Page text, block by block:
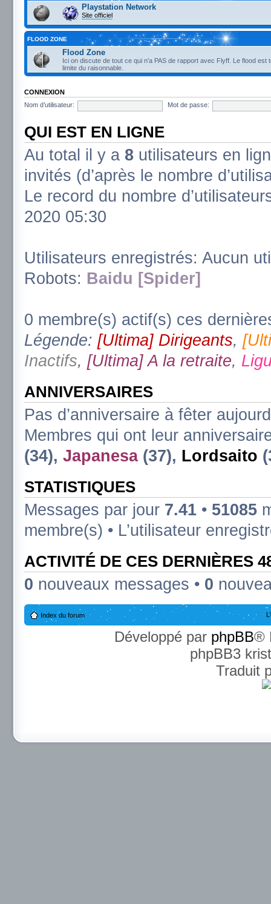
Playstation Network
Site officiel
FLOOD ZONE
Flood Zone
Ici on discute de tout ce qui n'a PAS de rapport avec Flyff. Le flood est
limite du raisonnable.
CONNEXION
Nom d’utilisateur:
Mot de passe:
QUI EST EN LIGNE
Au total il y a 8 utilisateurs en
invités (d’après le nombre
Le record du nombre
2020 05:30
Utilisateurs enregistrés: Aucun
Robots: Baidu [Spider]
0 membre(s) actif(s) ces
Légende: [Ultima] Dirigeants,
Inactifs, [Ultima] A la retraite,
ANNIVERSAIRES
Pas d’anniversaire à fêter
Membres qui ont leur
(34), Japanesa(37), Lordsaito
STATISTIQUES
Messages par jour 7.41 • 51085
membre(s) • L’utilisateur
ACTIVITÉ DE CES DERNIÈRES
0 nouveaux messages • 0
Index du forum
Développé par phpBB®
phpBB3
Traduit